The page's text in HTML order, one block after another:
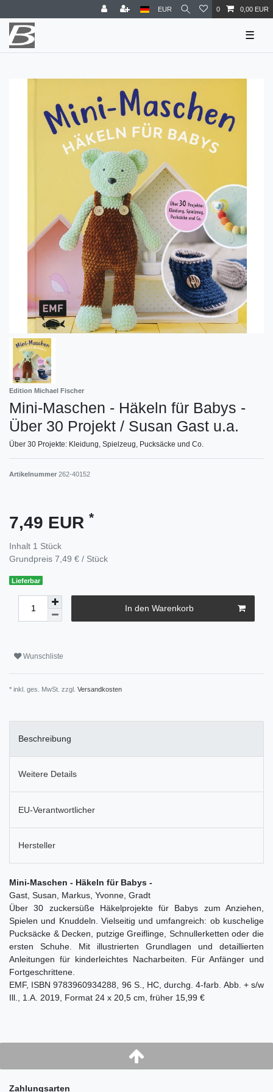
EUR 0 0,00 EUR
☰
Edition Michael Fischer
Mini-Maschen - Häkeln für Babys -
Über 30 Projekt / Susan Gast u.a.
Über 30 Projekte: Kleidung, Spielzeug, Pucksäcke und Co.
Artikelnummer 262-40152
7,49 EUR *
Inhalt 1 Stück
Grundpreis 7,49 € / Stück
Lieferbar
In den Warenkorb
Wunschliste
* inkl. ges. MwSt. zzgl. Versandkosten
Beschreibung
Weitere Details
EU-Verantwortlicher
Hersteller
Mini-Maschen - Häkeln für Babys -
Gast, Susan, Markus, Yvonne, Gradt
Über 30 zuckersüße Häkelprojekte für Babys zum Anziehen,
Spielen und Knuddeln. Vielseitig und umfangreich: ob kuschelige
Pucksäcke & Decken, putzige Greiflinge, Schnullerketten oder die
ersten Schuhe. Mit illustrierten Grundlagen und detaillierten
Anleitungen für kinderleichtes Nacharbeiten. Für Anfänger und
Fortgeschrittene.
EMF, ISBN 9783960934288, 96 S., HC, durchg. 4-farb. Abb. + s/w
Ill., 1.A. 2019, Format 24 x 20,5 cm, früher 15,99 €
Zahlungsarten